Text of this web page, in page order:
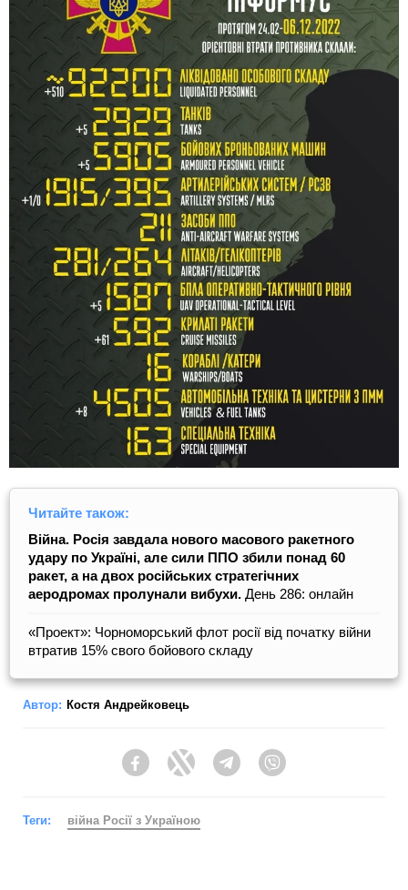
Читайте також:
Війна. Росія завдала нового масового ракетного
удару по Україні, але сили ППО збили понад 60
ракет, а на двох російських стратегічних
аеродромах пролунали вибухи. День 286: онлайн
«Проект»: Чорноморський флот росії від початку війни
втратив 15% свого бойового складу
Автор: Костя Андрейковець
FacebookTwitter Telegram
Теги: війна Росії з Україною